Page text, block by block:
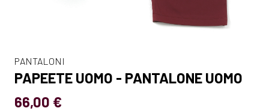
PANTALONI
PAPEETE UOMO - PANTALONE UOMO
66,00 €